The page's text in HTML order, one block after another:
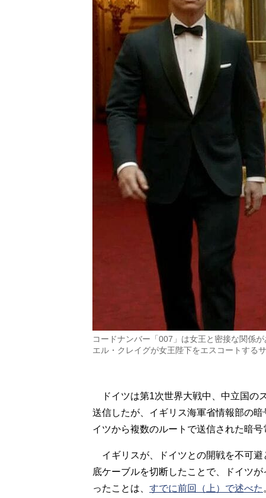
コードナンバー「007」は女王と密接な関係
エル・クレイグが女王陛下をエスコートする
ドイツは第1次世界大戦中、中立国の
送信したが、イギリス海軍省情報部の
イツから複数のルートで送信された暗号
イギリスが、ドイツとの開戦を不可
底ケーブルを切断したことで、ドイツ
ったことは、 すでに前回（上）で述べた